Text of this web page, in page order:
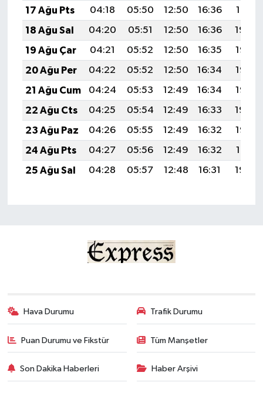
17 Ağu Pts
04:18 05:50 12:50 16:36
19:41
18 Ağu Sal
04:20 05:51 12:50 16:36
19:40
19 Ağu Çar
04:21 05:52 12:50 16:35
19:38
20 Ağu Per
04:22 05:52 12:50 16:34
19:37
21 Ağu Cum
04:24 05:53 12:49 16:34
19:36
22 Ağu Cts
04:25 05:54 12:49 16:33
19:34
23 Ağu Paz
04:26 05:55 12:49 16:32
19:33
24 Ağu Pts
04:27 05:56 12:49 16:32
19:31
25 Ağu Sal
04:28 05:57 12:48 16:31 19:30
Hava Durumu Trafik Durumu
Puan Durumu ve Fikstür Tüm Manşetler
Son Dakika Haberleri Haber Arşivi